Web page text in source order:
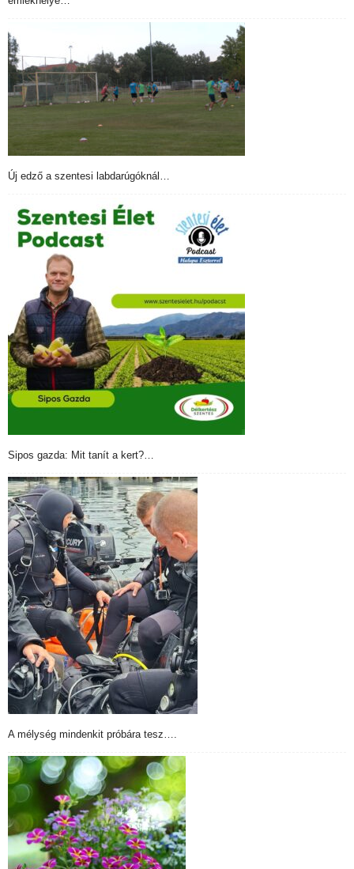
Új edző a szentesi labdarúgóknál…
Sipos gazda: Mit tanít a kert?…
A mélység mindenkit próbára tesz….